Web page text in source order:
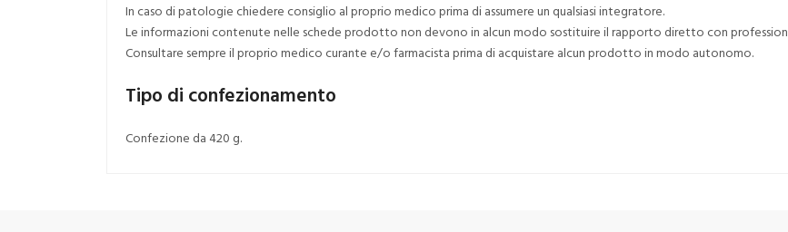
In caso di patologie chiedere consiglio al proprio medico prima di assumere un qualsiasi integratore.
Le informazioni contenute nelle schede prodotto non devono in alcun modo sostituire il rapporto diretto con
Consultare sempre il proprio medico curante e/o farmacista prima di acquistare alcun prodotto in modo autonomo.
Tipo di confezionamento
Confezione da 420 g.